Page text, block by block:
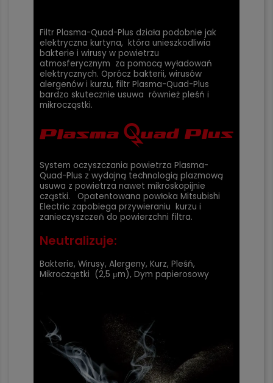
Filtr Plasma-Quad-Plus działa podobnie jak
elektryczna kurtyna, która unieszkodliwia
bakterie i wirusy w powietrzu
atmosferycznym za pomocą wyładowań
elektrycznych. Oprócz bakterii, wirusów
alergenów i kurzu, filtr Plasma-Quad-Plus
bardzo skutecznie usuwa również pleśń i
mikrocząstki.
System oczyszczania powietrza Plasma-
Quad-Plus z wydajną technologią plazmową
usuwa z powietrza nawet mikroskopijnie
cząstki. Opatentowana powłoka Mitsubishi
Electric zapobiega przywieraniu kurzu i
zanieczyszczeń do powierzchni filtra.
Neutralizuje:
Bakterie, Wirusy, Alergeny, Kurz, Pleśń,
Mikrocząstki (2,5 μm), Dym papierosowy